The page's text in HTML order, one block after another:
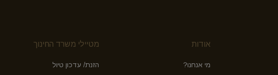
אודות
מי אנחנו?
מטיילי משרד החינוך
הזנת/ עדכון טיול